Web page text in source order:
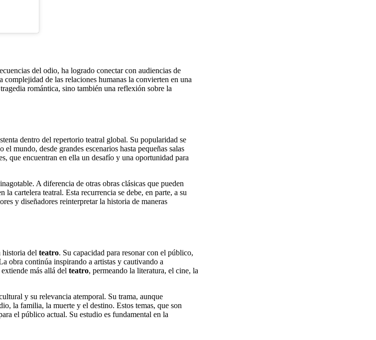
del odio, ha logrado conectar con audiencias de
de las relaciones humanas la convierten en una
romántica, sino también una reflexión sobre la
dentro del repertorio teatral global. Su popularidad se
el mundo, desde grandes escenarios hasta pequeñas salas
que encuentran en ella un desafío y una oportunidad para
A diferencia de otras obras clásicas que pueden
la cartelera teatral. Esta recurrencia se debe, en parte, a su
y diseñadores reinterpretar la historia de maneras
historia del teatro. Su capacidad para resonar con el público,
obra continúa inspirando a artistas y cautivando a
más allá del teatro, permeando la literatura, el cine, la
y su relevancia atemporal. Su trama, aunque
la familia, la muerte y el destino. Estos temas, que son
el público actual. Su estudio es fundamental en la